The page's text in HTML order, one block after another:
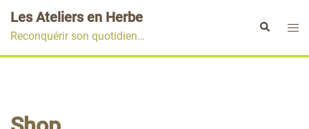
au
contenu
Les Ateliers en Herbe
Reconquérir son quotidien…
Rechercher